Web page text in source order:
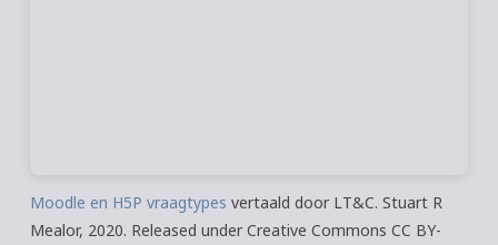
Moodle en H5P vraagtypes vertaald door LT&C. Stuart R
Mealor, 2020. Released under Creative Commons CC BY-